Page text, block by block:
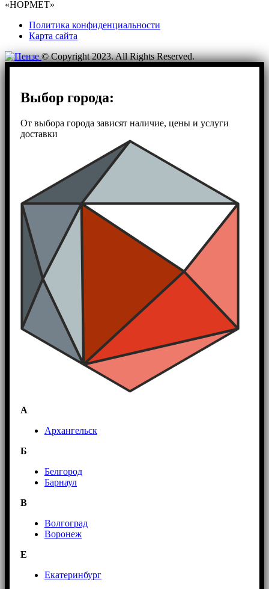
«НОРМЕТ»
Политика конфиденциальности
Карта сайта
© Copyright 2023. All Rights Reserved.
Выбор города:
От выбора города зависят наличие, цены и услуги
доставки
А
Архангельск
Б
Белгород
Барнаул
В
Волгоград
Воронеж
E
Екатеринбург